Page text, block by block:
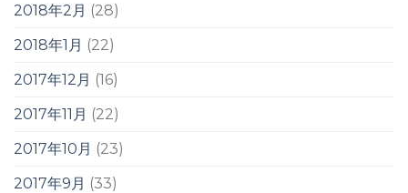
2018年2月 (28)
2018年1月 (22)
2017年12月 (16)
2017年11月 (22)
2017年10月 (23)
2017年9月 (33)